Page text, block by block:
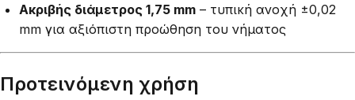
Ακριβής διάμετρος 1,75 mm – τυπική ανοχή ±0,02
mm για αξιόπιστη προώθηση του νήματος
Προτεινόμενη χρήση